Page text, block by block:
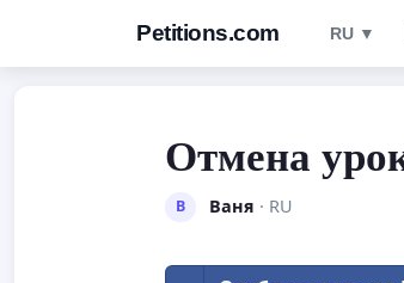
Petitions.com RU ▼
Отмена
В Ваня · RU